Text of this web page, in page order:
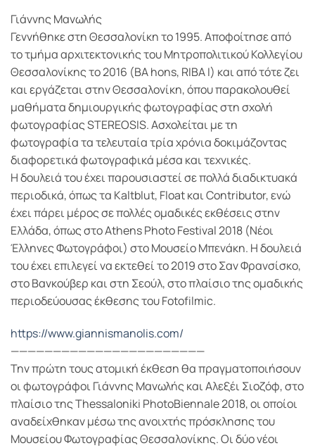
Γιάννης Μανωλής
Γεννήθηκε στη Θεσσαλονίκη το 1995. Αποφοίτησε από
το τμήμα αρχιτεκτονικής του Μητροπολιτικού Κολλεγίου
Θεσσαλονίκης το 2016 (BA hons, RIBA I) και από τότε ζει
και εργάζεται στην Θεσσαλονίκη, όπου παρακολουθεί
μαθήματα δημιουργικής φωτογραφίας στη σχολή
φωτογραφίας STEREOSIS. Ασχολείται με τη
φωτογραφία τα τελευταία τρία χρόνια δοκιμάζοντας
διαφορετικά φωτογραφικά μέσα και τεχνικές.
Η δουλειά του έχει παρουσιαστεί σε πολλά διαδικτυακά
περιοδικά, όπως τα Kaltblut, Float και Contributor, ενώ
έχει πάρει μέρος σε πολλές ομαδικές εκθέσεις στην
Ελλάδα, όπως στο Athens Photo Festival 2018 (Νέοι
Έλληνες Φωτογράφοι) στο Μουσείο Μπενάκη. Η δουλειά
του έχει επιλεγεί να εκτεθεί το 2019 στο Σαν Φρανσίσκο,
στο Βανκούβερ και στη Σεούλ, στο πλαίσιο της ομαδικής
περιοδεύουσας έκθεσης του Fotofilmic.
https://www.giannismanolis.com/
———————————————————————
Την πρώτη τους ατομική έκθεση θα πραγματοποιήσουν
οι φωτογράφοι Γιάννης Μανωλής και Αλεξέι Σιοζόφ, στο
πλαίσιο της Thessaloniki PhotoΒiennale 2018, οι οποίοι
αναδείχθηκαν μέσω της ανοιχτής πρόσκλησης του
Μουσείου Φωτογραφίας Θεσσαλονίκης. Οι δύο νέοι